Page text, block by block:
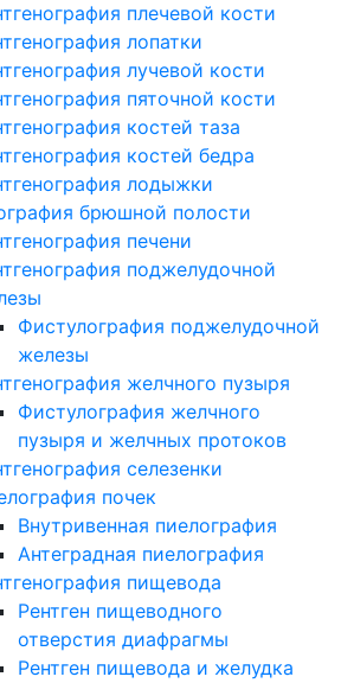
плечевой кости
лопатки
лучевой кости
пяточной кости
костей таза
костей бедра
лодыжки
брюшной полости
печени
поджелудочной
Фистулография поджелудочной
железы
желчного пузыря
Фистулография желчного
пузыря и желчных протоков
селезенки
почек
Внутривенная пиелография
Антеградная пиелография
пищевода
Рентген пищеводного
отверстия диафрагмы
Рентген пищевода и желудка